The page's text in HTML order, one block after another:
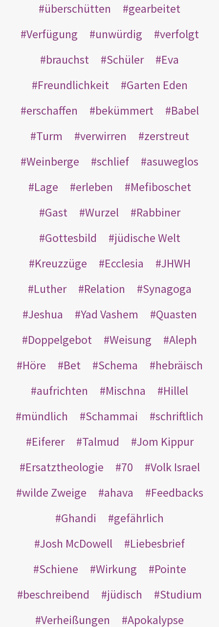
überschütten
gearbeitet
Verfügung
unwürdig
verfolgt
brauchst
Schüler
Eva
Freundlichkeit
Garten Eden
erschaffen
bekümmert
Babel
Turm
verwirren
zerstreut
Weinberge
schlief
asuweglos
Lage
erleben
Mefiboschet
Gast
Wurzel
Rabbiner
Gottesbild
jüdische Welt
Kreuzzüge
Ecclesia
JHWH
Luther
Relation
Synagoga
Jeshua
Yad Vashem
Quasten
Doppelgebot
Weisung
Aleph
Höre
Bet Schema
hebräisch
aufrichten
Mischna
Hillel
mündlich
Schammai
schriftlich
Eiferer
Talmud
Jom Kippur
Ersatztheologie
70
Volk Israel
wilde Zweige
ahava
Feedbacks
Ghandi
gefährlich
Josh McDowell
Liebesbrief
Schiene
Wirkung
Pointe
beschreibend
jüdisch
Studium
Verheißungen
Apokalypse